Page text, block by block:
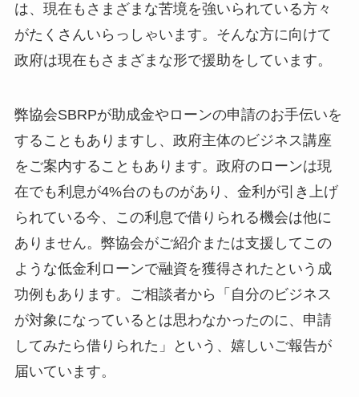
は、現在もさまざまな苦境を強いられている方々
がたくさんいらっしゃいます。そんな方に向けて
政府は現在もさまざまな形で援助をしています。
弊協会SBRPが助成金やローンの申請のお手伝いを
することもありますし、政府主体のビジネス講座
をご案内することもあります。政府のローンは現
在でも利息が4%台のものがあり、金利が引き上げ
られている今、この利息で借りられる機会は他に
ありません。弊協会がご紹介または支援してこの
ような低金利ローンで融資を獲得されたという成
功例もあります。ご相談者から「自分のビジネス
が対象になっているとは思わなかったのに、申請
してみたら借りられた」という、嬉しいご報告が
届いています。